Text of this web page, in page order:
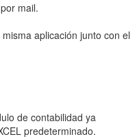
mail.
aplicación junto con el
de contabilidad ya
predeterminado.